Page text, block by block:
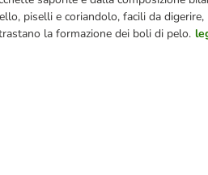
piselli e coriandolo, facili da digerire,
la formazione dei boli di pelo.